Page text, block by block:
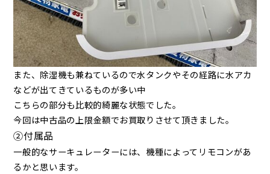
また、除湿機も兼ねているので水タンクやその経路に水アカ
などが出てきているものが多い中
こちらの部分も比較的綺麗な状態でした。
今回は中古品の上限金額でお買取りさせて頂きました。
②付属品
一般的なサーキュレーターには、機種によってリモコンがあ
るかと思います。